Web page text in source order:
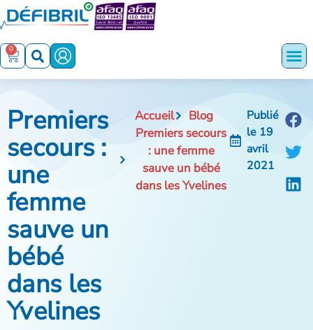
0
Premiers
secours :
une
femme
sauve un
bébé
dans les
Yvelines
Accueil
Blog
Premiers secours
: une femme
sauve un bébé
dans les Yvelines
Publié
le 19
avril
2021